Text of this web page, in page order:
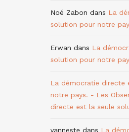
Noé Zabon dans La
solution pour notre
Erwan dans La
solution pour notre
La démocratie directe
notre pays. - Les
directe est la seule
vanneste dans La